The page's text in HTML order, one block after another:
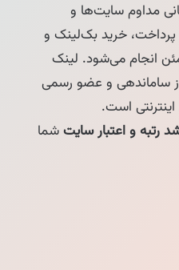
مداوم سایت‌ها و
خرید بک‌لینک و
انجام می‌شود. لینک
ساماندهی و عضو رسمی
است.
رتبه و اعتبار سایتشما